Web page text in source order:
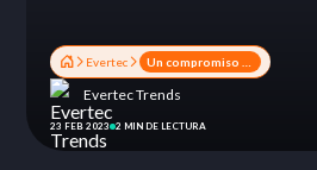
Evertec
Evertec Trends
23 FEB 2023 2 MIN DE LECTURA